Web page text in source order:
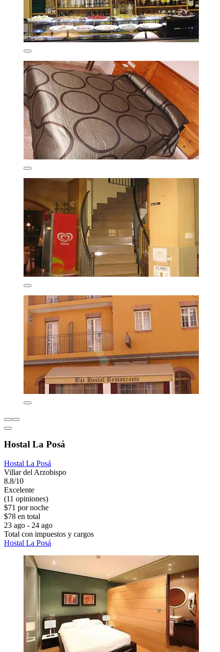
Hostal La Posá
Hostal La Posá
Villar del Arzobispo
8.8/10
Excelente
(11 opiniones)
$71 por noche
$78 en total
23 ago - 24 ago
Total con impuestos y cargos
Hostal La Posá